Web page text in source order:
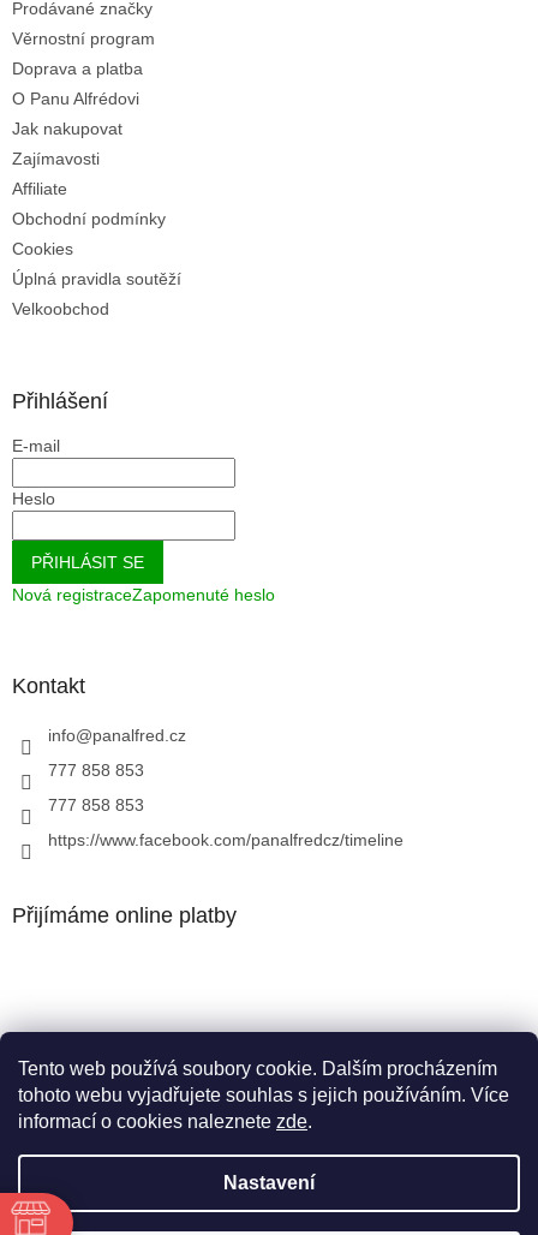
Tento web používá soubory cookie. Dalším procházením
tohoto webu vyjadřujete souhlas s jejich používáním. Více
informací o cookies naleznete zde.
Nastavení
Prodávané značky
Věrnostní program
Doprava a platba
O Panu Alfrédovi
Jak nakupovat
Zajímavosti
Affiliate
Obchodní podmínky
Cookies
Úplná pravidla soutěží
Velkoobchod
Přihlášení
E-mail
Heslo
PŘIHLÁSIT SE
Nová registraceZapomenuté heslo
Kontakt
info@panalfred.cz
777 858 853
777 858 853
https://www.facebook.com/panalfredcz/timeline
Přijímáme online platby
Facebook
Vytvořil Shoptet